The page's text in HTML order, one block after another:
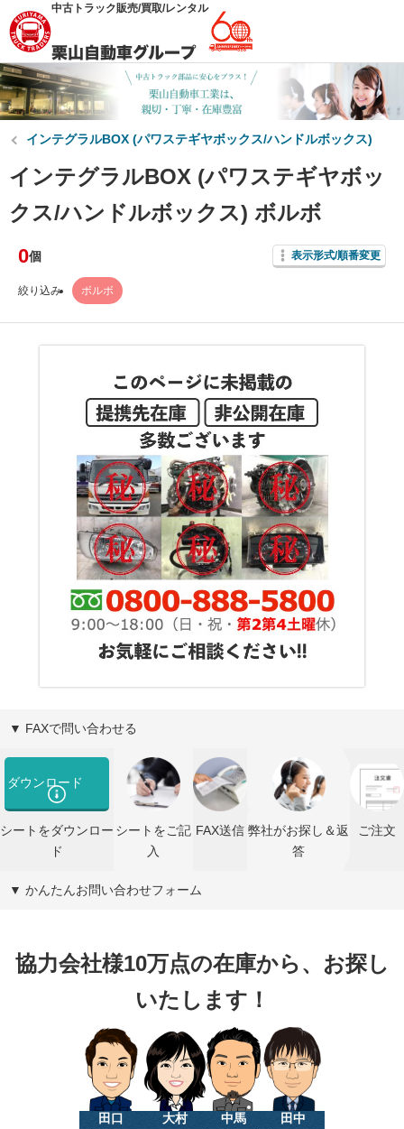
中古トラック販売/買取/レンタル
インテグラルBOX (パワステギヤボックス/ハンドルボックス)
インテグラルBOX (パワステギヤボッ
クス/ハンドルボックス) ボルボ
0個 表示形式/順番変更
絞り込み ボルボ
▼ FAXで問い合わせる
ダウンロード
シートをダウンロー
ド
シートをご記
入
FAX送信 弊社がお探し＆返
答
ご注文
▼ かんたんお問い合わせフォーム
協力会社様10万点の在庫から、お探し
いたします！
田口 大村 中馬 田中